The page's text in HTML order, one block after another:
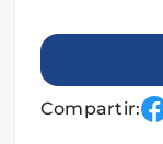
Compartir: